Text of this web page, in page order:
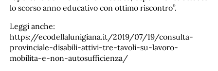
lo scorso anno educativo con ottimo riscontro”.
Leggi anche:
https://ecodellalunigiana.it/2019/07/19/consulta-
provinciale-disabili-attivi-tre-tavoli-su-lavoro-
mobilita-e-non-autosufficienza/